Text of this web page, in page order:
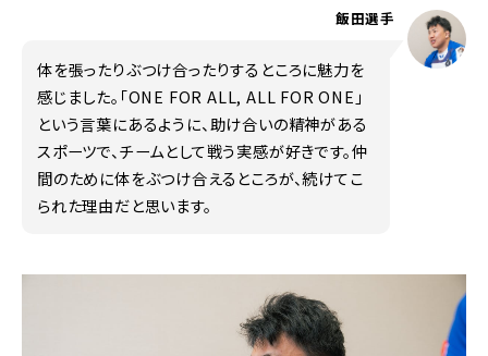
体を張ったりぶつけ合ったりするところに魅力を
感じました。「ONE FOR ALL, ALL FOR ONE」
という言葉にあるように、助け合いの精神がある
スポーツで、チームとして戦う実感が好きです。仲
間のために体をぶつけ合えるところが、続けてこ
られた理由だと思います。
飯田選手